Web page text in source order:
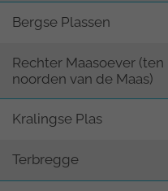
Bergse Plassen
Rechter Maasoever (ten
noorden van de Maas)
Kralingse Plas
Terbregge